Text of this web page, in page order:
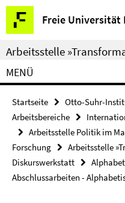
Springe
direkt
zu
Inhalt
Freie Universität
Service-
Navigation
Arbeitsstelle
MENÜ
Startseite
Otto-Suhr-
Arbeitsbereiche
Arbeitsstelle Politik im
Forschung
Arbeitsstelle
Diskurswerkstatt
Abschlussarbeiten -